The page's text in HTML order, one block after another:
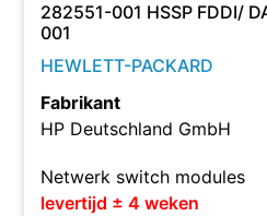
282551-001 HSSP FDDI/
001
HEWLETT-PACKARD
Fabrikant
HP Deutschland GmbH
Netwerk switch modules
levertijd ± 4 weken